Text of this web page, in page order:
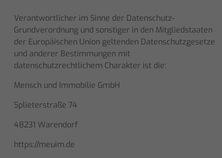
Verantwortlicher im Sinne der Datenschutz-
Grundverordnung und sonstiger in den Mitgliedstaaten
der Europäischen Union geltenden Datenschutzgesetze
und anderer Bestimmungen mit
datenschutzrechtlichem Charakter ist die:
Mensch und Immobilie GmbH
Splieterstraße 74
48231 Warendorf
https://meuim.de